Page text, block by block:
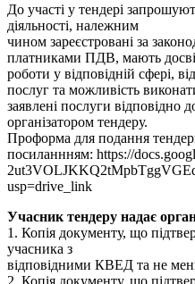
До участі у тендері
діяльності, належним
чином зареєстровані за
платниками ПДВ, мають
роботи у відповідній сфері,
послуг та можливість
заявлені послуги відповідно
організатором тендеру.
Проформа для подання
посиланнням: https://
usp=drive_link
Учасник тендеру надає
1. Копія документу, що
учасника з
відповідними КВЕД та не
2. Копія документу, що